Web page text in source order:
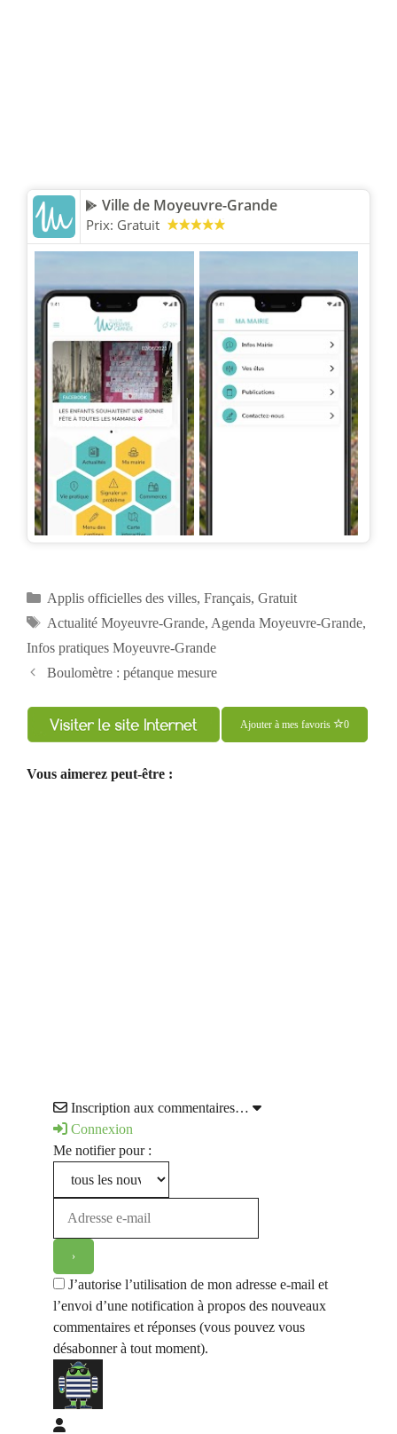
Ville de Moyeuvre-Grande
Prix: Gratuit
Catégories
Applis officielles des villes, Français, Gratuit
Étiquettes
Actualité Moyeuvre-Grande, Agenda Moyeuvre-Grande,
Infos pratiques Moyeuvre-Grande
Navigation
articles
Boulomètre : pétanque mesure
Ajouter à mes favoris 0
Vous aimerez peut-être :
Inscription aux commentaires…
Connexion
Me notifier pour :
J’autorise l’utilisation de mon adresse e-mail et
l’envoi d’une notification à propos des nouveaux
commentaires et réponses (vous pouvez vous
désabonner à tout moment).